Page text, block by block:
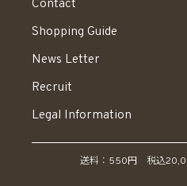
Contact
Shopping Guide
News Letter
Recruit
Legal Information
送料：550円 税込